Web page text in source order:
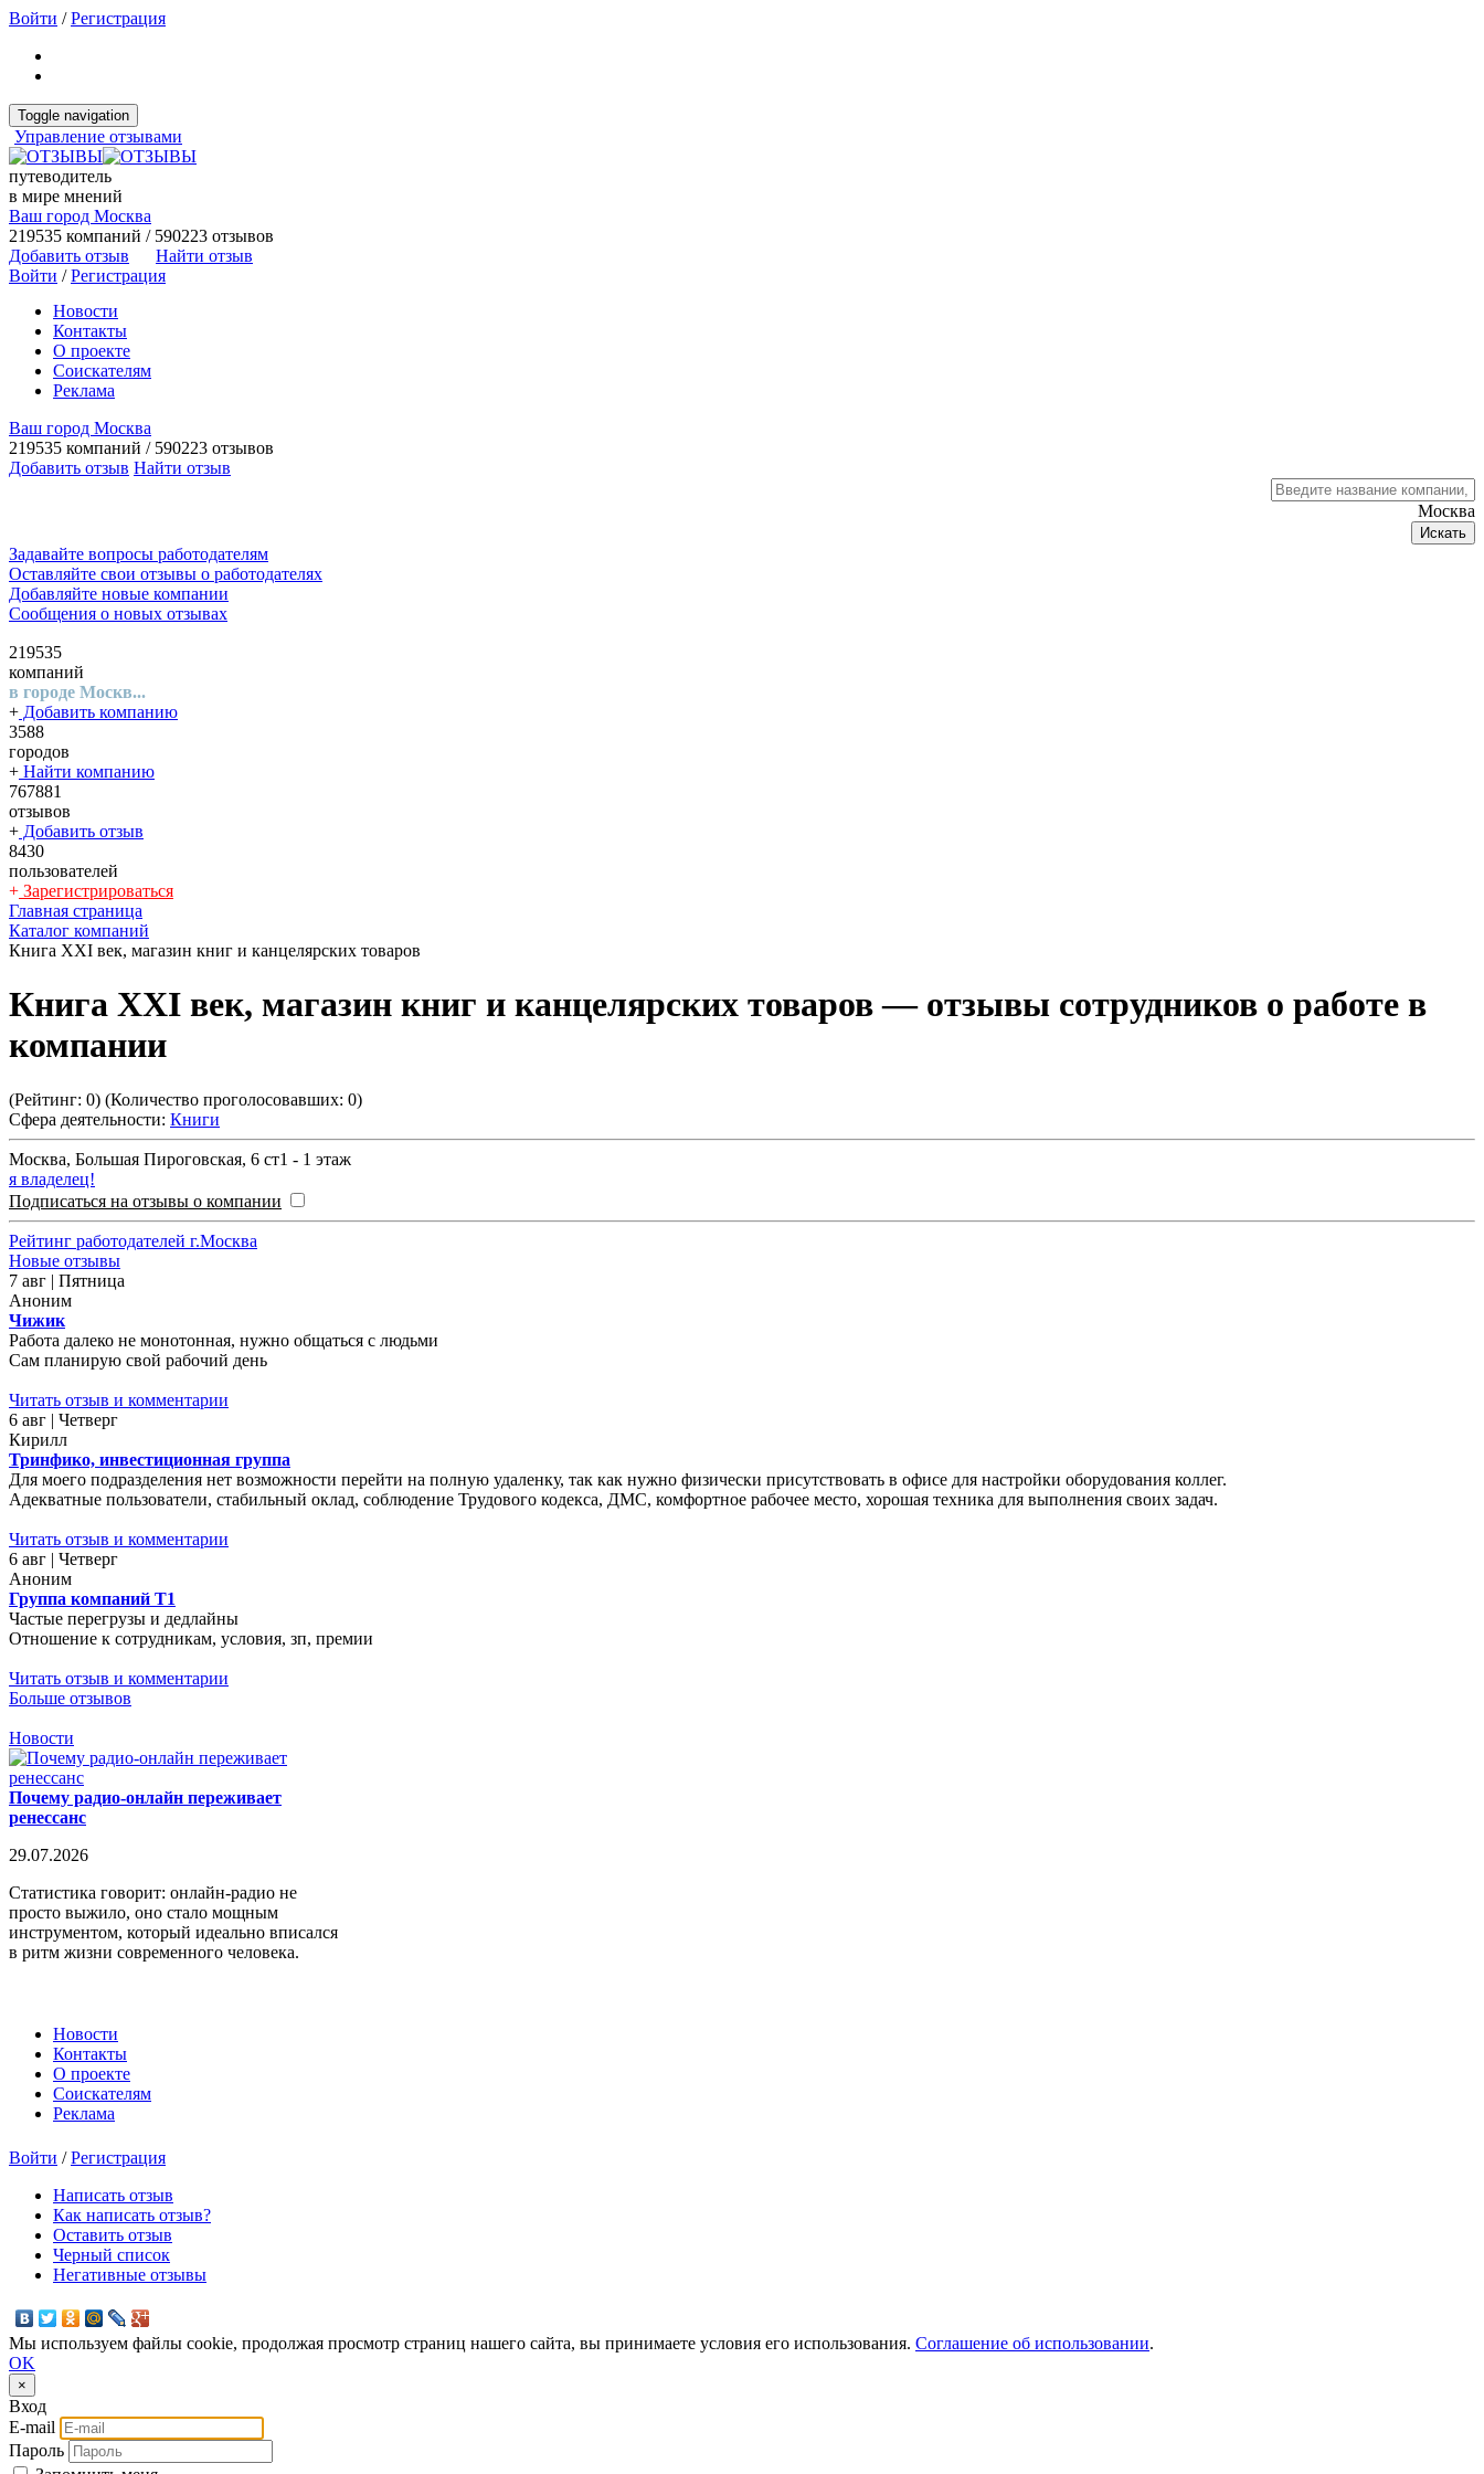
Войти /Регистрация
Toggle navigation
Управление отзывами
путеводитель
в мире мнений
Ваш город Москва
219535 компаний / 590223 отзывов
Добавить отзыв
Найти отзыв
Войти /Регистрация
Новости
Контакты
О проекте
Соискателям
Реклама
Ваш город Москва
219535 компаний / 590223 отзывов
Добавить отзыв Найти отзыв
Москва
Искать
Задавайте вопросы работодателям
Оставляйте свои отзывы о работодателях
Добавляйте новые компании
Сообщения о новых отзывах
219535
компаний
в городе Москв...
+ Добавить компанию
3588
городов
+ Найти компанию
767881
отзывов
+ Добавить отзыв
8430
пользователей
+ Зарегистрироваться
Главная страница
Каталог компаний
Книга XXI век, магазин книг и канцелярских товаров
Книга XXI век, магазин книг и канцелярских товаров— отзывы сотрудников о работе в
компании
(Рейтинг: 0) (Количество проголосовавших: 0)
Сфера деятельности: Книги
Москва, Большая Пироговская, 6 ст1 - 1 этаж
я владелец!
Подписаться на отзывы о компании
Рейтинг работодателей г.Москва
Новые отзывы
7 авг | Пятница
Аноним
Чижик
Работа далеко не монотонная, нужно общаться с людьми
Сам планирую свой рабочий день
Читать отзыв и комментарии
6 авг | Четверг
Кирилл
Тринфико, инвестиционная группа
Для моего подразделения нет возможности перейти на полную удаленку, так как нужно физически присутствовать в офисе для настройки оборудования коллег.
Адекватные пользователи, стабильный оклад, соблюдение Трудового кодекса, ДМС, комфортное рабочее место, хорошая техника для выполнения своих задач.
Читать отзыв и комментарии
6 авг | Четверг
Аноним
Группа компаний Т1
Частые перегрузы и дедлайны
Отношение к сотрудникам, условия, зп, премии
Читать отзыв и комментарии
Больше отзывов
Новости
Почему радио-онлайн переживает
ренессанс
29.07.2026
Статистика говорит: онлайн-радио не
просто выжило, оно стало мощным
инструментом, который идеально вписался
в ритм жизни современного человека.
Новости
Контакты
О проекте
Соискателям
Реклама
Войти /Регистрация
Написать отзыв
Как написать отзыв?
Оставить отзыв
Черный список
Негативные отзывы
Мы используем файлы cookie, продолжая просмотр страниц нашего сайта, вы принимаете условия его использования. Соглашение об использовании.
OK
×
Вход
E-mail
Пароль